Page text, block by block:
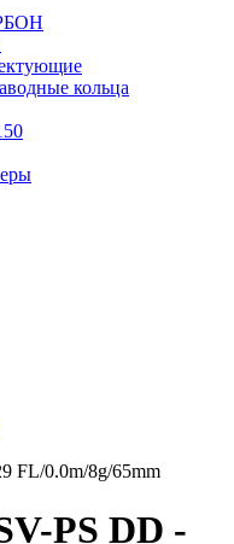
кольца
FL/0.0m/8g/65mm
PS DD -